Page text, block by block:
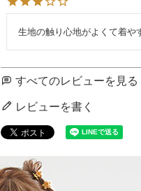
生地の触り心地がよくて着や
すべてのレビューを見る
レビューを書く